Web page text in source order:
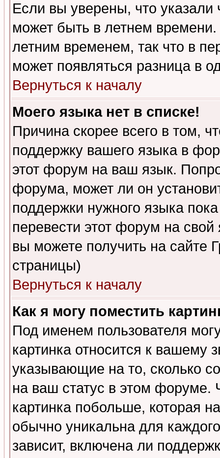
Если вы уверены, что указали
может быть в летнем
летним временем, так что в
может появляться разница в
Вернуться к началу
Моего языка нет в списке!
Причина скорее всего в том,
поддержку вашего языка в
этот форум на ваш язык.
форума, может ли он
поддержки нужного языка
перевести этот форум на
вы можете получить на сайте
страницы)
Вернуться к началу
Как я могу поместить
Под именем пользователя
картинка относится к вашему
указывающие на то, сколько
на ваш статус в этом форуме.
картинка побольше, которая
обычно уникальна для
зависит, включена ли